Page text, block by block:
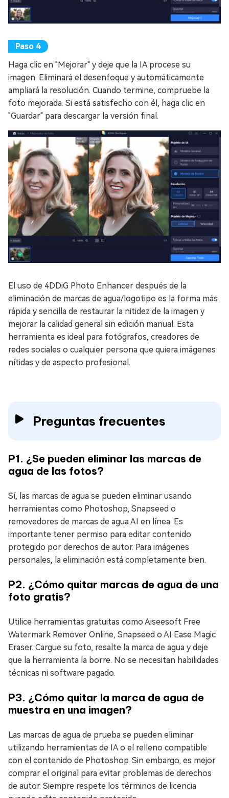
Haga clic en "Mejorar" y deje que la IA procese su
imagen. Eliminará el desenfoque y automáticamente
ampliará la resolución. Cuando termine, compruebe la
foto mejorada. Si está satisfecho con él, haga clic en
"Guardar" para descargar la versión final.
El uso de 4DDiG Photo Enhancer después de la
eliminación de marcas de agua/logotipo es la forma más
rápida y sencilla de restaurar la nitidez de la imagen y
mejorar la calidad general sin edición manual. Esta
herramienta es ideal para fotógrafos, creadores de
redes sociales o cualquier persona que quiera imágenes
nítidas y de aspecto profesional.
Preguntas frecuentes
P1. ¿Se pueden eliminar las marcas de
agua de las fotos?
Sí, las marcas de agua se pueden eliminar usando
herramientas como Photoshop, Snapseed o
removedores de marcas de agua AI en línea. Es
importante tener permiso para editar contenido
protegido por derechos de autor. Para imágenes
personales, la eliminación está completamente bien.
P2. ¿Cómo quitar marcas de agua de una
foto gratis?
Utilice herramientas gratuitas como Aiseesoft Free
Watermark Remover Online, Snapseed o AI Ease Magic
Eraser. Cargue su foto, resalte la marca de agua y deje
que la herramienta la borre. No se necesitan habilidades
técnicas ni software pagado.
P3. ¿Cómo quitar la marca de agua de
muestra en una imagen?
Las marcas de agua de prueba se pueden eliminar
utilizando herramientas de IA o el relleno compatible
con el contenido de Photoshop. Sin embargo, es mejor
comprar el original para evitar problemas de derechos
de autor. Siempre respete los términos de licencia